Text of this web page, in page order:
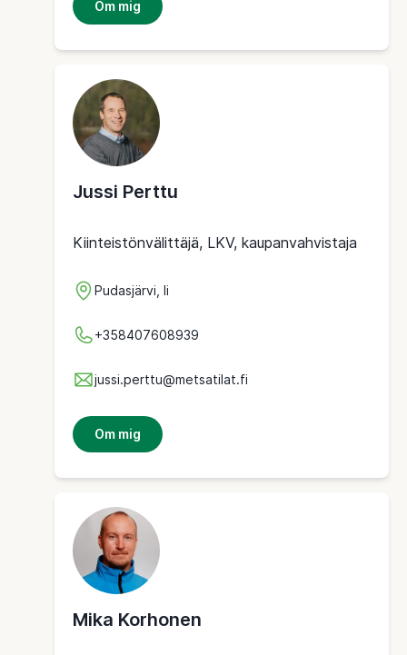
Om mig
Jussi Perttu
Kiinteistönvälittäjä, LKV, kaupanvahvistaja
Pudasjärvi, Ii
+358407608939
jussi.perttu@metsatilat.fi
Om mig
Mika Korhonen